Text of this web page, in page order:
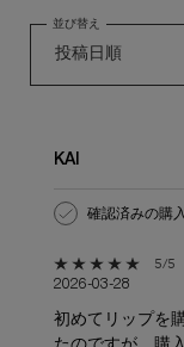
並び替え
KAI
確認済みの購入
5星中5。 5/5
2026-03-28
初めてリップを